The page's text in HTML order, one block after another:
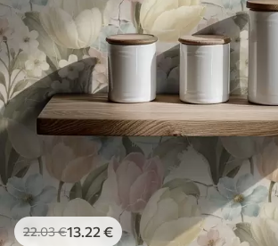
65.00 39.00€ /m²
22.03€13.22 €